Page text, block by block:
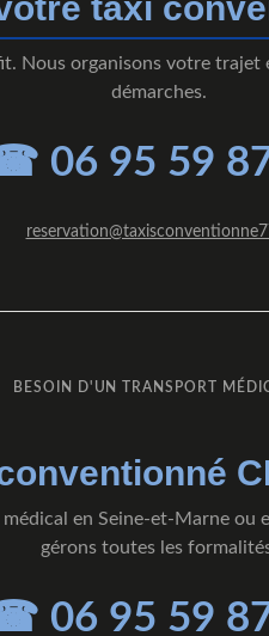
Nous organisons votre trajet
démarches.
06 95 59
BESOIN D'UN TRANSPORT
en Seine-et-Marne ou
gérons toutes les
06 95 59